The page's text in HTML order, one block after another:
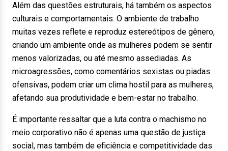
Além das questões estruturais, há também os aspectos
culturais e comportamentais. O ambiente de trabalho
muitas vezes reflete e reproduz estereótipos de gênero,
criando um ambiente onde as mulheres podem se sentir
menos valorizadas, ou até mesmo assediadas. As
microagressões, como comentários sexistas ou piadas
ofensivas, podem criar um clima hostil para as mulheres,
afetando sua produtividade e bem-estar no trabalho.
É importante ressaltar que a luta contra o machismo no
meio corporativo não é apenas uma questão de justiça
social, mas também de eficiência e competitividade das